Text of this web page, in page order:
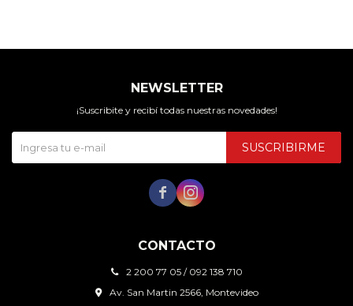
CONTACTO
2 200 77 05 / 092 138 710
Av. San Martin 2566, Montevideo
NEWSLETTER
¡Suscribite y recibí todas nuestras novedades!
SUSCRIBIRME
 